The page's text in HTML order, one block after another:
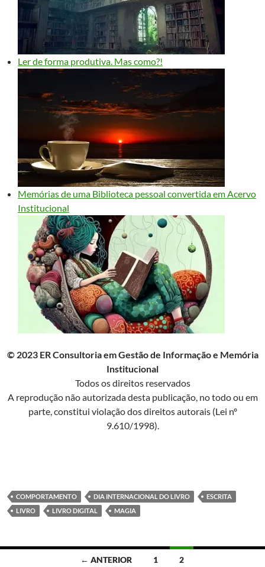
Ler de forma produtiva. Mas como?!
Memórias de uma Biblioteca pessoal convertida em Acervo
Institucional
© 2023 ER Consultoria em Gestão de Informação e Memória
Institucional
Todos os direitos reservados
A reprodução não autorizada desta publicação, no todo ou em
parte, constitui violação dos direitos autorais (Lei nº
9.610/1998).
COMPORTAMENTO DIA INTERNACIONAL DO LIVRO
ESCRITA
LIVRO
LIVRO DIGITAL MAGIA
← ANTERIOR 1 2